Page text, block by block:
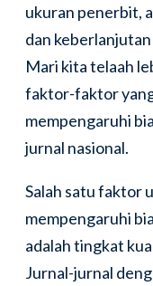
ukuran penerbit,
dan
Mari kita telaah
faktor-faktor
mempengaruhi
jurnal nasional.
Salah satu faktor
mempengaruhi
adalah tingkat
Jurnal-jurnal